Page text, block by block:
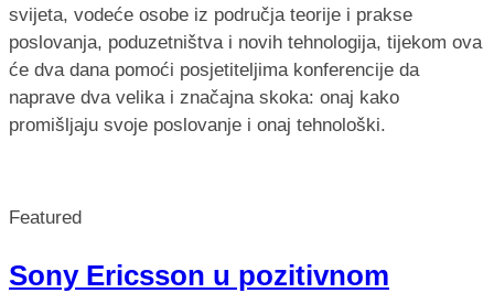
svijeta, vodeće osobe iz područja teorije i prakse
poslovanja, poduzetništva i novih tehnologija, tijekom ova
će dva dana pomoći posjetiteljima konferencije da
naprave dva velika i značajna skoka: onaj kako
promišljaju svoje poslovanje i onaj tehnološki.
Featured
Sony Ericsson u pozitivnom